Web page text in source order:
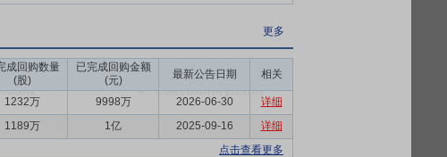
业社会化服务体系，目前在浙江省内建成（承接
较为完善的农资商品配供体系；汽车商贸服务在
品牌在浙江省占据较大市场份额。相关主营业务
累计可分配利润,最近三年以现金方式累计分配的
更多
成回购数量
(股)
已完成回购金额
(元)
最新公告日期 相关
1232万 9998万 2026-06-30
详细
1189万 1亿 2025-09-16
详细
点击查看更多